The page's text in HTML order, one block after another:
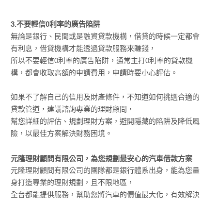
3.不要輕信0利率的廣告陷阱
無論是銀行、民間或是融資貸款機構，借貸的時候一定都會
有利息，借貸機構才能透過貸款服務來賺錢，
所以不要輕信0利率的廣告陷阱，通常主打0利率的貸款機
構，都會收取高額的申請費用，申請時要小心評估。
如果不了解自己的信用及財產條件，不知道如何挑選合適的
貸款管道，建議諮詢專業的理財顧問，
幫您詳細的評估、規劃理財方案，避開隱藏的陷阱及降低風
險，以最佳方案解決財務困境。
元隆理財顧問有限公司，為您規劃最安心的汽車借款方案
元隆理財顧問有限公司的團隊都是銀行體系出身，能為您量
身打造專業的理財規劃，且不限地區，
全台都能提供服務，幫助您將汽車的價值最大化，有效解決